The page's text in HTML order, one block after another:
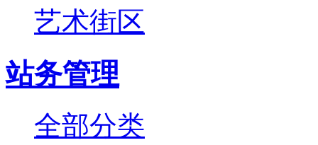
艺术街区
站务管理
全部分类